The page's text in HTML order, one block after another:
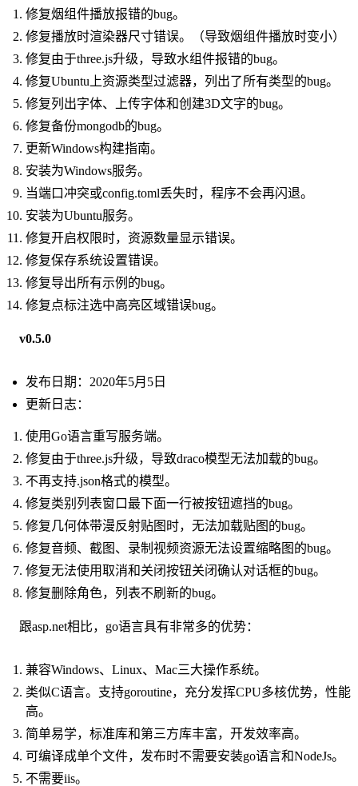
修复烟组件播放报错的bug。
修复播放时渲染器尺寸错误。（导致烟组件播放时变小）
修复由于three.js升级，导致水组件报错的bug。
修复Ubuntu上资源类型过滤器，列出了所有类型的bug。
修复列出字体、上传字体和创建3D文字的bug。
修复备份mongodb的bug。
更新Windows构建指南。
安装为Windows服务。
当端口冲突或config.toml丢失时，程序不会再闪退。
安装为Ubuntu服务。
修复开启权限时，资源数量显示错误。
修复保存系统设置错误。
修复导出所有示例的bug。
修复点标注选中高亮区域错误bug。
v0.5.0
发布日期：2020年5月5日
更新日志：
使用Go语言重写服务端。
修复由于three.js升级，导致draco模型无法加载的bug。
不再支持.json格式的模型。
修复类别列表窗口最下面一行被按钮遮挡的bug。
修复几何体带漫反射贴图时，无法加载贴图的bug。
修复音频、截图、录制视频资源无法设置缩略图的bug。
修复无法使用取消和关闭按钮关闭确认对话框的bug。
修复删除角色，列表不刷新的bug。
跟asp.net相比，go语言具有非常多的优势：
兼容Windows、Linux、Mac三大操作系统。
类似C语言。支持goroutine，充分发挥CPU多核优势，性能
高。
简单易学，标准库和第三方库丰富，开发效率高。
可编译成单个文件，发布时不需要安装go语言和NodeJs。
不需要iis。